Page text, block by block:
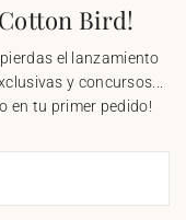
Bird!
el lanzamiento
y concursos...
en tu primer pedido!